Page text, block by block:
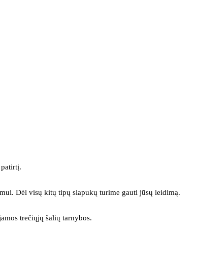
Dėl visų kitų tipų slapukų turime gauti jūsų leidimą.
trečiųjų šalių tarnybos.